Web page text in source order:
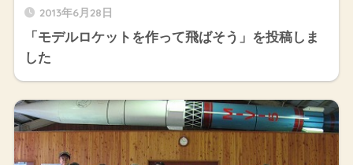
2013年6月28日
「モデルロケットを作って飛ばそう」を投稿しま
した